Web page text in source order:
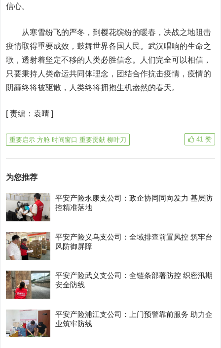
信心。
从寒雪纷飞的严冬，到樱花缤纷的暖春，决战之地阻击
疫情取得重要成效，鼓舞世界各国人民。武汉唱响的生命之
歌，透射着坚定不移的人类必胜信念。人们完全可以相信，
只要秉持人类命运共同体理念，团结合作抗击疫情，疫情的
阴霾终将被驱散，人类终将拥抱生机盎然的春天。
[责编：袁晴 ]
重要启示 方舱 时间窗口 重要贡献 柳叶刀 41 赞
为您推荐
平安产险永康支公司：政企协同同向发力 基层防
控精准落地
平安产险义乌支公司：全域排查前置风控 筑牢台
风防御屏障
平安产险武义支公司：全链条部署防控 织密汛期
安全防线
平安产险浦江支公司：上门预警靠前服务 助力企
业筑牢防线